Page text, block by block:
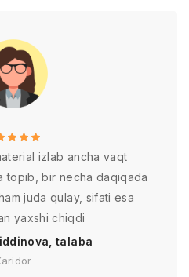
izlab ancha vaqt
topib, bir necha daqiqada
juda qulay, sifati esa
yaxshi chiqdi
talaba